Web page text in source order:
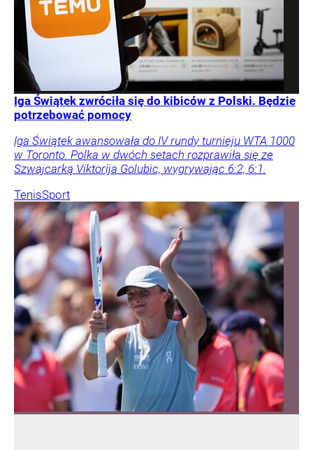
Iga Świątek zwróciła się do kibiców z Polski. Będzie
potrzebować pomocy
Iga Świątek awansowała do IV rundy turnieju WTA 1000
w Toronto. Polka w dwóch setach rozprawiła się ze
Szwajcarką Viktorija Golubic, wygrywając 6:2, 6:1.
TenisSport